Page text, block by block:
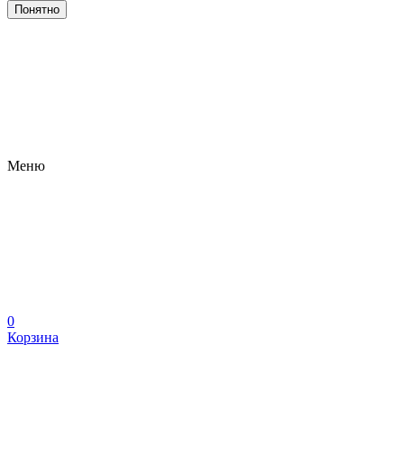
Понятно
Меню
0
Корзина